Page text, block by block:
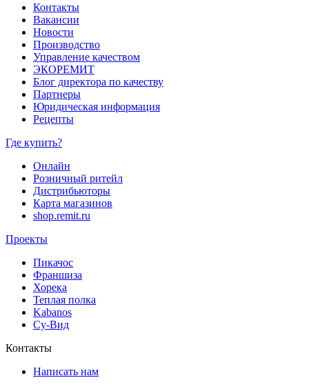
Контакты
Вакансии
Новости
Производство
Управление качеством
ЭКОРЕМИТ
Блог директора по качеству
Партнеры
Юридическая информация
Рецепты
Где купить?
Онлайн
Розничный ритейл
Дистрибьюторы
Карта магазинов
shop.remit.ru
Проекты
Пикачос
Франшиза
Хорека
Теплая полка
Kabanos
Су-Вид
Контакты
Написать нам